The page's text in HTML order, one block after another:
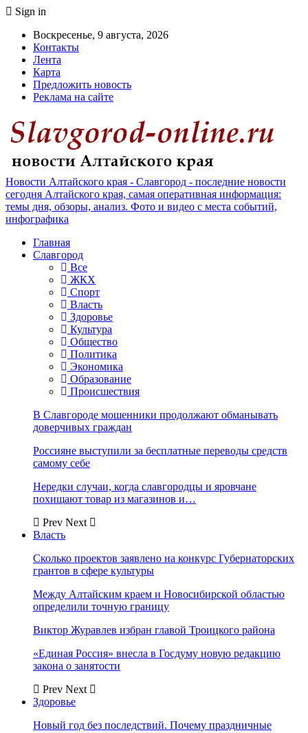
Sign in
Воскресенье, 9 августа, 2026
Контакты
Лента
Карта
Предложить новость
Реклама на сайте
Новости Алтайского края - Славгород - последние новости
сегодня Алтайского края, самая оперативная информация:
темы дня, обзоры, анализ. Фото и видео с места событий,
инфографика
Главная
Славгород
Все
ЖКХ
Спорт
Власть
Здоровье
Культура
Общество
Политика
Экономика
Образование
Происшествия
В Славгороде мошенники продолжают обманывать
доверчивых граждан
Россияне выступили за бесплатные переводы средств
самому себе
Нередки случаи, когда славгородцы и яровчане
похищают товар из магазинов и…
Prev Next
Власть
Сколько проектов заявлено на конкурс Губернаторских
грантов в сфере культуры
Между Алтайским краем и Новосибирской областью
определили точную границу
Виктор Журавлев избран главой Троицкого района
«Единая Россия» внесла в Госдуму новую редакцию
закона о занятости
Prev Next
Здоровье
Новый год без последствий. Почему праздничные